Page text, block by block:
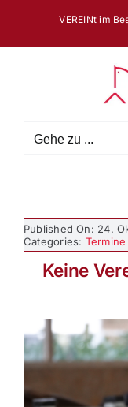
springen
VEREINt im
Gehe zu ...
Published On: 24.
Categories:
Keine